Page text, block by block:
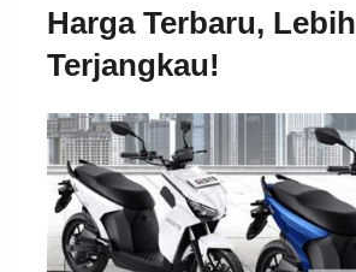
Harga Terbaru, Lebih
Terjangkau!